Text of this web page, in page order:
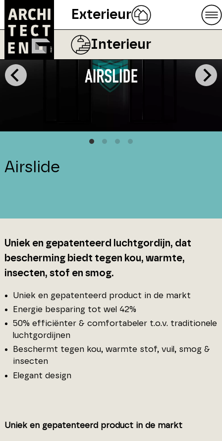
Exterieur
Interieur
Airslide
Uniek en gepatenteerd luchtgordijn, dat
bescherming biedt tegen kou, warmte,
insecten, stof en smog.
Uniek en gepatenteerd product in de markt
Energie besparing tot wel 42%
50% efficiënter & comfortabeler t.o.v. traditionele
luchtgordijnen
Beschermt tegen kou, warmte stof, vuil, smog &
insecten
Elegant design
Uniek en gepatenteerd product in de markt